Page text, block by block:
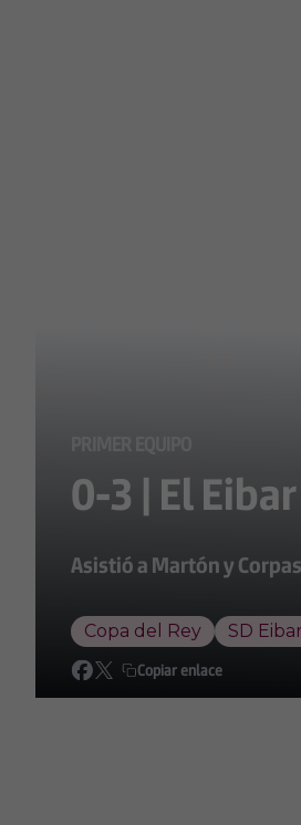
0-3 | El
Asistió a Martón y
Copa del Rey SD Eibar
Copiar enlace